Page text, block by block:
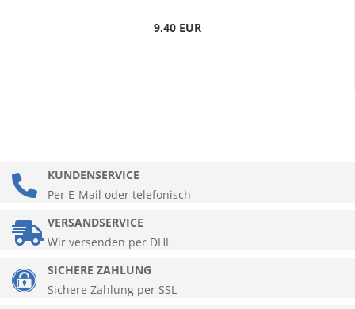
9,40 EUR
KUNDENSERVICE
Per E-Mail oder telefonisch
VERSANDSERVICE
Wir versenden per DHL
SICHERE ZAHLUNG
Sichere Zahlung per SSL